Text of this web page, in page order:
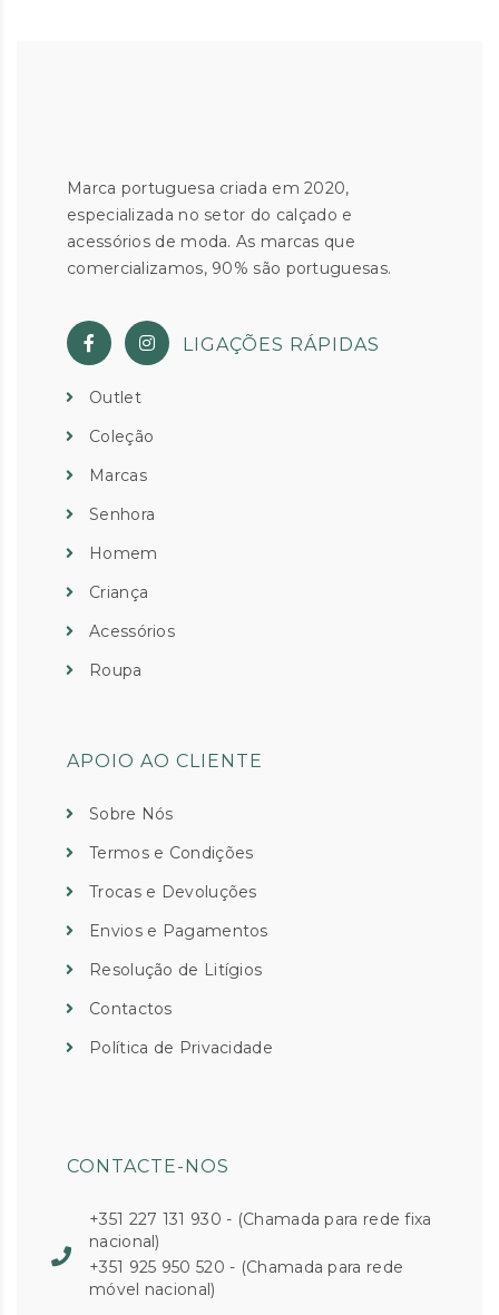
Marca portuguesa criada em 2020,
especializada no setor do calçado e
acessórios de moda. As marcas que
comercializamos, 90% são portuguesas.
LIGAÇÕES RÁPIDAS
Outlet
Coleção
Marcas
Senhora
Homem
Criança
Acessórios
Roupa
APOIO AO CLIENTE
Sobre Nós
Termos e Condições
Trocas e Devoluções
Envios e Pagamentos
Resolução de Litígios
Contactos
Política de Privacidade
CONTACTE-NOS
+351 227 131 930 - (Chamada para rede fixa
nacional)
+351 925 950 520 - (Chamada para rede
móvel nacional)